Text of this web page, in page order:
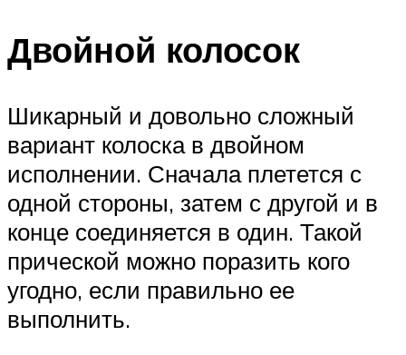
Двойной колосок
Шикарный и довольно сложный
вариант колоска в двойном
исполнении. Сначала плетется с
одной стороны, затем с другой и в
конце соединяется в один. Такой
прической можно поразить кого
угодно, если правильно ее
выполнить.